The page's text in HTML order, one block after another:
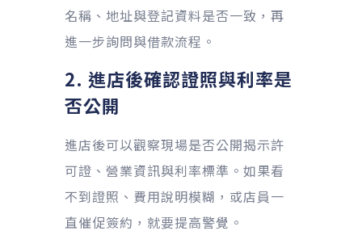
名稱、地址與登記資料是否一致，再
進一步詢問與借款流程。
2. 進店後確認證照與利率是
否公開
進店後可以觀察現場是否公開揭示許
可證、營業資訊與利率標準。如果看
不到證照、費用說明模糊，或店員一
直催促簽約，就要提高警覺。